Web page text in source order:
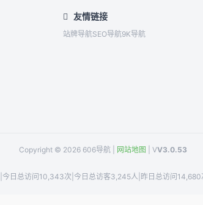
友情链接
站牌导航SEO导航9K导航
Copyright © 2026 606导航 | 网站地图 | VV3.0.53
今日总访问10,343次 今日总访客3,245人 昨日总访问14,680